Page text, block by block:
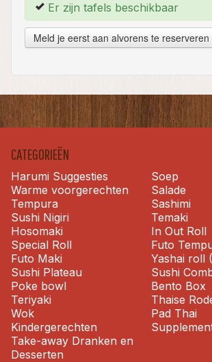
Er zijn tafels beschikbaar
Meld je eerst aan alvorens te reserveren
CATEGORIEËN
Harumi Suggesties
Soep
Warme voorgerechten
Salade
Tempura
Sashimi
Sushi Nigiri
Temaki
Hosomaki
In Out Roll
Special Roll
Futo
Futo Maki
Yashai roll
Sushi Plateau
Sushi
Poke bowl
Bento Box
Teriyaki
Thaise
Wok
Pad Thai
Kindergerechten
Take-away Dranken en
Desserten